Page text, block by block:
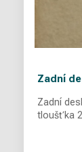
Zadní
Zadní deska PB2 - pH neutrální
tloušťka